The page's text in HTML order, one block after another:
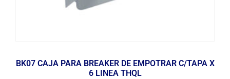
BK07 CAJA PARA BREAKER DE EMPOTRAR C/TAPA X
6 LINEA THQL